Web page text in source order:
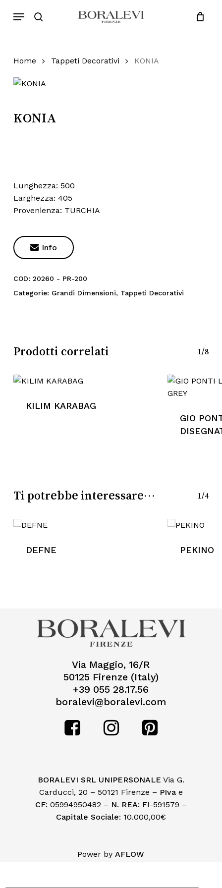
Products
search
Menu
Cart Close
Nessun prodotto nel
Home Tappeti Decorativi KONIA
KONIA
Lunghezza: 500
Larghezza: 405
Provenienza: TURCHIA
Info
COD: 20260 - PR-200
Categorie: Grandi Dimensioni, Tappeti Decorativi
Prodotti correlati 1/8
KILIM KARABAG
GIO
Ti potrebbe interessare… 1/4
DEFNE PEKINO
Via Maggio, 16/R
50125 Firenze (Italy)
+39 055 28.17.56
boralevi@boralevi.com
BORALEVI SRL UNIPERSONALE Via G.
Carducci, 20 – 50121 Firenze – PIvae
CF: 05994950482 – N. REA: FI-591579 –
Capitale Sociale: 10.000,00€
Power byAFLOW